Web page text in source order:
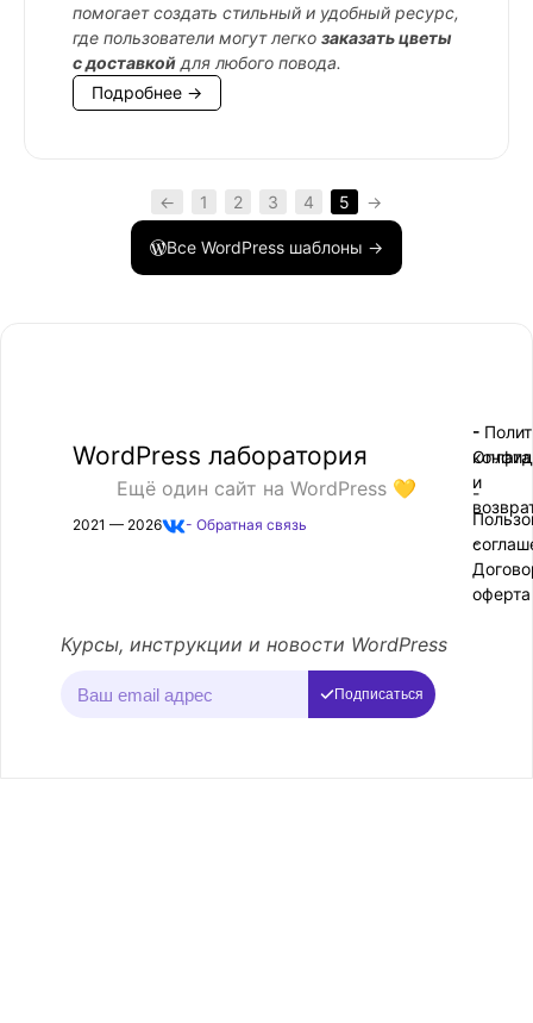
помогает создать стильный и удобный ресурс,
где пользователи могут легко заказать цветы
с доставкой для любого повода.
Подробнее →
← 1 2 3 4 5 →
Все WordPress шаблоны →
WordPress лаборатория
Ещё один сайт на WordPress 💛
2021 — 2026 - Обратная связь
-
-
-
Оплата
и
-
оферта
Курсы, инструкции и новости WordPress
Подписаться